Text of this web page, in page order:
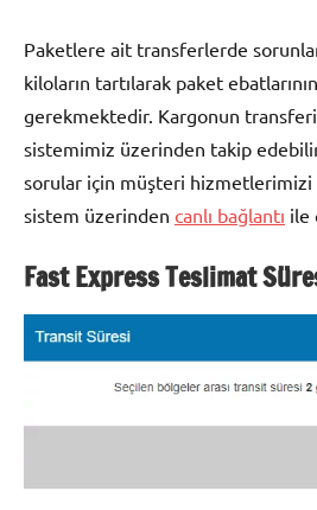
Paketlere ait transferlerde
kiloların tartılarak paket
gerekmektedir. Kargonun
sistemimiz üzerinden takip
sorular için müşteri hizmetlerimizi
sistem üzerinden canlı bağlantı ile
Fast Express Teslimat